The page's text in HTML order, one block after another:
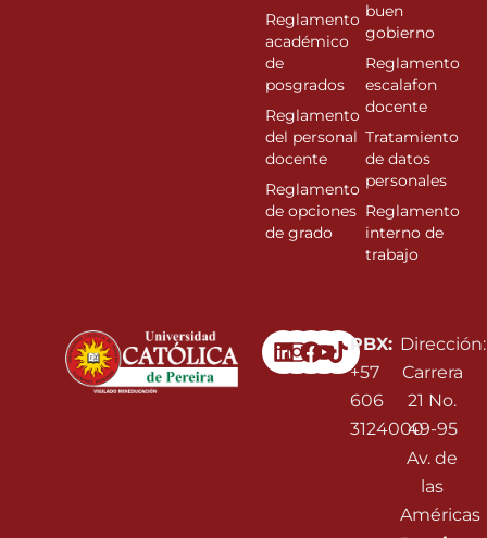
Linkedin
Instagram
Facebook
Youtube
PBX:
+57
606
3124000
Dirección:
Carrera
21 No.
49-95
Av. de
las
Américas
Reglamento
académico
de
posgrados
Reglamento
del personal
docente
Reglamento
de opciones
de grado
buen
gobierno
Reglamento
escalafon
docente
Tratamiento
de datos
personales
Reglamento
interno de
trabajo